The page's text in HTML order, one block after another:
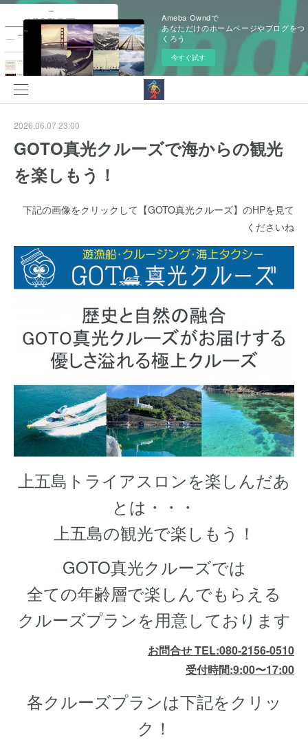
Ameba Owndで
あなただけのホームページやブログをつ
くろう
今すぐ試す
2026.06.07 23:00
GOTO真光クルーズで海からの観光
を楽しもう！
下記の画像をクリックして【GOTO真光クルーズ】のHPを見て
くださいね
上五島トライアスロンを楽しんだあ
とは・・・
上五島の観光で楽しもう！
GOTO真光クルーズでは
全ての年齢層で楽しんでもらえる
クルーズプランを用意しております
お問合せ TEL:080-2156-0510
受付時間:9:00〜17:00
各クルーズプランは下記をクリッ
ク！